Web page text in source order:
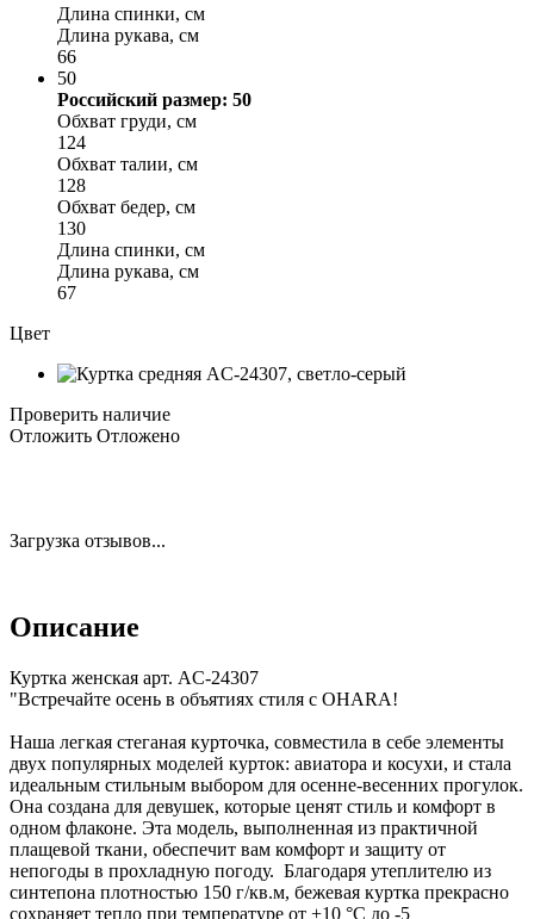
Длина спинки, см
Длина рукава, см
66
50
Российский размер: 50
Обхват груди, см
124
Обхват талии, см
128
Обхват бедер, см
130
Длина спинки, см
Длина рукава, см
67
Цвет
Проверить наличие
Отложить Отложено
Загрузка отзывов...
Описание
Куртка женская арт. AC-24307
"Встречайте осень в объятиях стиля с OHARA!
Наша легкая стеганая курточка, совместила в себе элементы
двух популярных моделей курток: авиатора и косухи, и стала
идеальным стильным выбором для осенне-весенних прогулок.
Она создана для девушек, которые ценят стиль и комфорт в
одном флаконе. Эта модель, выполненная из практичной
плащевой ткани, обеспечит вам комфорт и защиту от
непогоды в прохладную погоду. Благодаря утеплителю из
синтепона плотностью 150 г/кв.м, бежевая куртка прекрасно
сохраняет тепло при температуре от +10 °C до -5